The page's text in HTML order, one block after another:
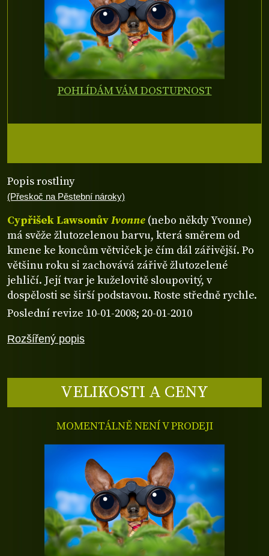
Rozšířený popis
Popis rostliny
(Přeskoč na Pěstební nároky)
Cypřišek LawsonůvIvonne (nebo někdy Yvonne)
má svěže žlutozelenou barvu, která směrem od
kmene ke koncům větviček je čím dál zářivější. Po
většinu roku si zachovává zářivě žlutozelené
jehličí. Její tvar je kuželovitě sloupovitý, v
dospělosti se širší podstavou. Roste středně rychle.
Poslední revize 10-01-2008; 20-01-2010
VELIKOSTI A CENY
MOMENTÁLNĚ NENÍ V PRODEJI
POHLÍDÁM VÁM DOSTUPNOST